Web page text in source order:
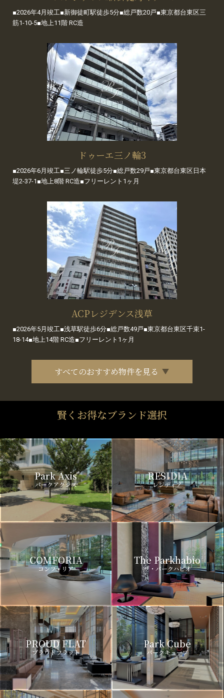
■2026年4月竣工■新御徒町駅徒歩5分■総戸数20戸■東京都台東区三
筋1-10-5■地上11階 RC造
ドゥーエ三ノ輪3
■2026年6月竣工■三ノ輪駅徒歩5分■総戸数29戸■東京都台東区日本
堤2-37-1■地上8階 RC造■フリーレント1ヶ月
ACPレジデンス浅草
■2026年5月竣工■浅草駅徒歩6分■総戸数49戸■東京都台東区千束1-
18-14■地上14階 RC造■フリーレント1ヶ月
すべてのおすすめ物件を見る
賢くお得なブランド選択
Park Axis
パークアクシス
RESIDIA
レジディア
COMFORIA
コンフォリア
The Parkhabio
ザ・パークハビオ
PROUD FLAT
プラウドフラット
Park Cube
パークキューブ